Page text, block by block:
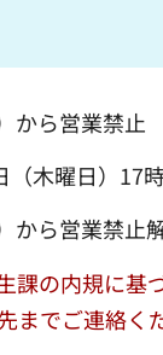
から営業禁止
木曜日）17
から営業禁止
課の内規に基
までご連絡く